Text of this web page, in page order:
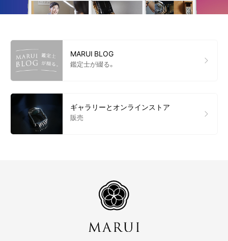
MARUI BLOG
鑑定士が綴る。
ギャラリーとオンラインストア
販売